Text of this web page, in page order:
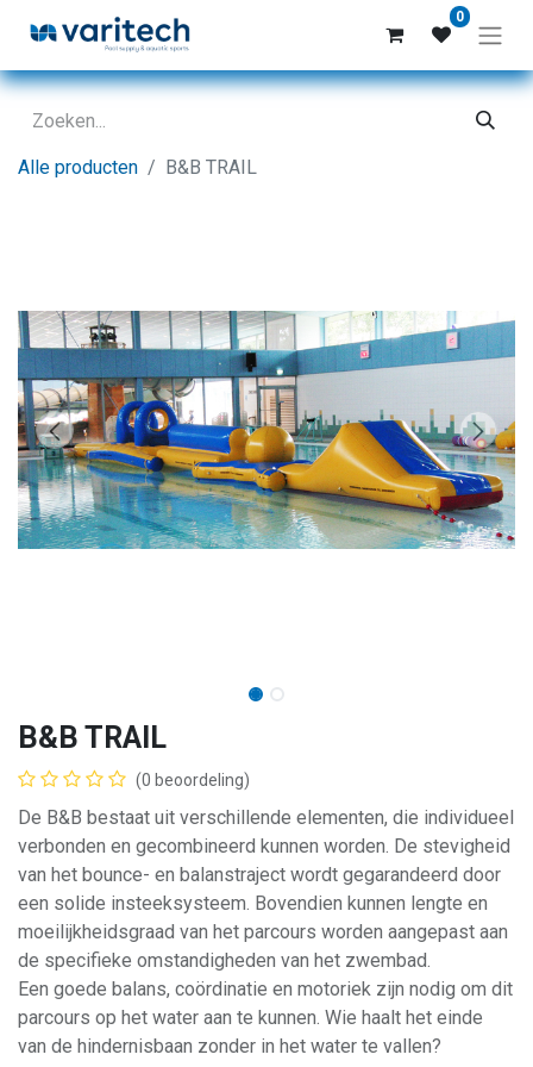
0
Alle producten B&B TRAIL
B&B TRAIL
(0 beoordeling)
De B&B bestaat uit verschillende elementen, die individueel
verbonden en gecombineerd kunnen worden. De stevigheid
van het bounce- en balanstraject wordt gegarandeerd door
een solide insteeksysteem. Bovendien kunnen lengte en
moeilijkheidsgraad van het parcours worden aangepast aan
de specifieke omstandigheden van het zwembad.
Een goede balans, coördinatie en motoriek zijn nodig om dit
parcours op het water aan te kunnen. Wie haalt het einde
van de hindernisbaan zonder in het water te vallen?